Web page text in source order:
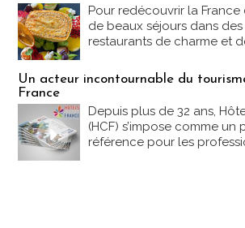
Pour redécouvrir la France
de beaux séjours dans
restaurants de charme et
Un acteur incontournable du
France
Depuis plus de 32 ans,
(HCF) s’impose comme un
référence pour les